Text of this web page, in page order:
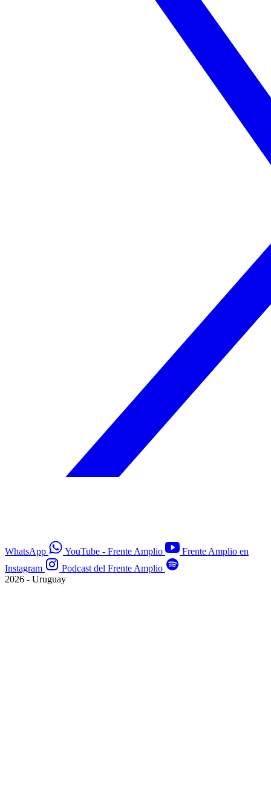
WhatsApp YouTube - Frente Amplio
Frente Amplio en
Instagram
Podcast del Frente Amplio
2026 - Uruguay